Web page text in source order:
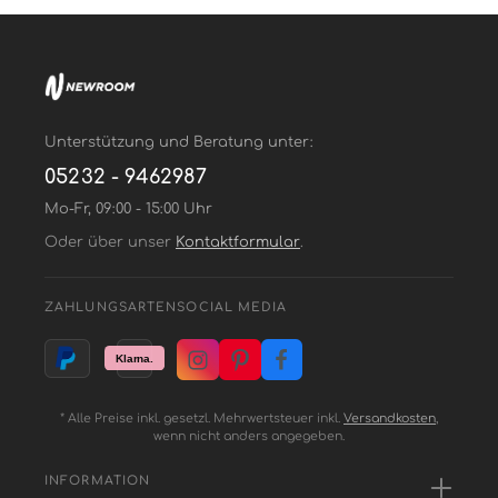
Unterstützung und Beratung unter:
05232 - 9462987
Mo-Fr, 09:00 - 15:00 Uhr
Oder über unser Kontaktformular.
ZAHLUNGSARTEN SOCIAL MEDIA
* Alle Preise inkl. gesetzl. Mehrwertsteuer inkl. Versandkosten,
wenn nicht anders angegeben.
INFORMATION